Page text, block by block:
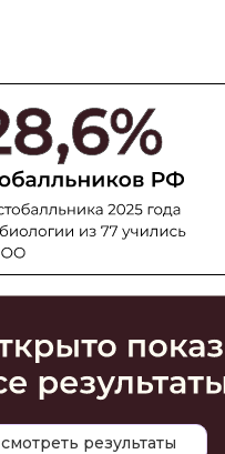
смотреть результаты